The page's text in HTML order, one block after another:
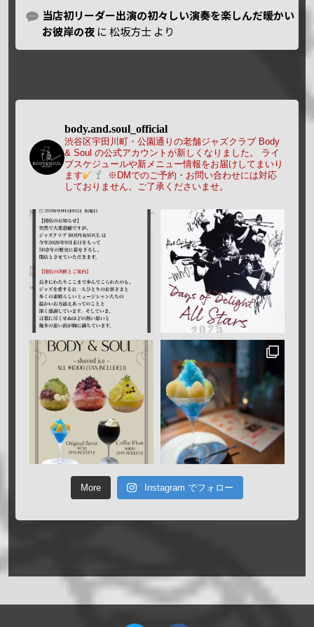
当店初リーダー出演の初々しい演奏を楽しんだ暖かい
お彼岸の夜 に松坂方士 より
body.and.soul_official
渋谷区宇田川町・公園通りの老舗ジャズクラブ Body
& Soul の公式アカウントが新しくなりました。
ライ
ブスケジュールや新メニュー情報をお届けしてまいり
ます
※DMでのご予約・お問い合わせには対応
しておりません。ご了承くださいませ。
More Instagram でフォロー